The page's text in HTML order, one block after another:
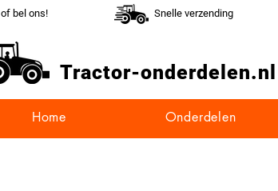
of bel ons! Snelle verzending
Tractor-onderdelen.nl
Home Onderdelen